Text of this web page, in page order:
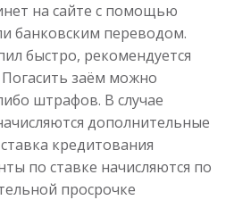
на сайте с помощью
банковским переводом.
быстро, рекомендуется
заём можно
штрафов. В случае
дополнительные
кредитования
по ставке начисляются по
просрочке